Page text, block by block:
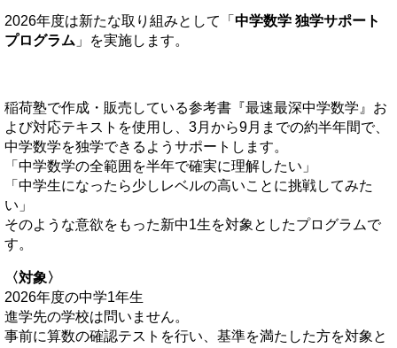
2026年度は新たな取り組みとして「 中学数学 独学サポート
プログラム 」を実施します。
稲荷塾で作成・販売している参考書『最速最深中学数学』お
よび対応テキストを使用し、3月から9月までの約半年間で、
中学数学を独学できるようサポートします。
「中学数学の全範囲を半年で確実に理解したい」
「中学生になったら少しレベルの高いことに挑戦してみた
い」
そのような意欲をもった新中1生を対象としたプログラムで
す。
〈対象〉
2026年度の中学1年生
進学先の学校は問いません。
事前に算数の確認テストを行い、基準を満たした方を対象と